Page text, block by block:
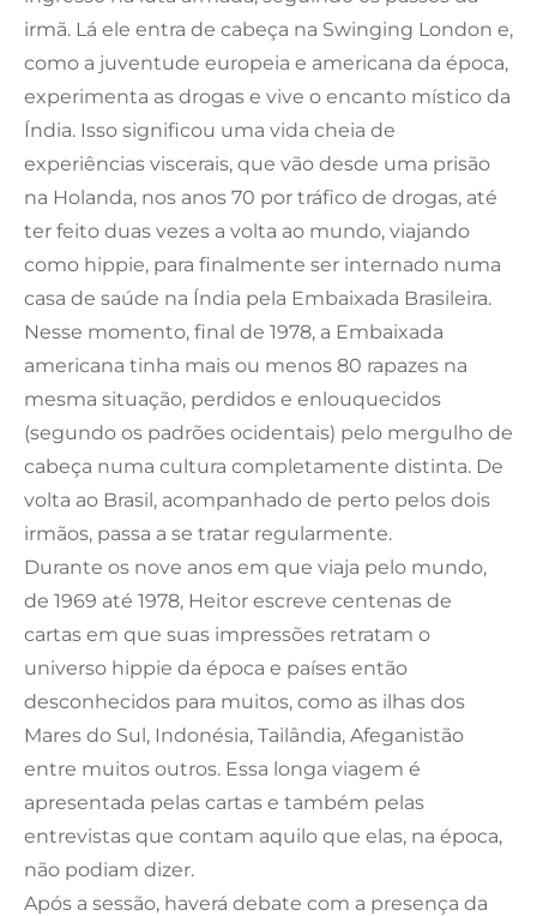
irmã. Lá ele entra de cabeça na Swinging London e,
como a juventude europeia e americana da época,
experimenta as drogas e vive o encanto místico da
Índia. Isso significou uma vida cheia de
experiências viscerais, que vão desde uma prisão
na Holanda, nos anos 70 por tráfico de drogas, até
ter feito duas vezes a volta ao mundo, viajando
como hippie, para finalmente ser internado numa
casa de saúde na Índia pela Embaixada Brasileira.
Nesse momento, final de 1978, a Embaixada
americana tinha mais ou menos 80 rapazes na
mesma situação, perdidos e enlouquecidos
(segundo os padrões ocidentais) pelo mergulho de
cabeça numa cultura completamente distinta. De
volta ao Brasil, acompanhado de perto pelos dois
irmãos, passa a se tratar regularmente.
Durante os nove anos em que viaja pelo mundo,
de 1969 até 1978, Heitor escreve centenas de
cartas em que suas impressões retratam o
universo hippie da época e países então
desconhecidos para muitos, como as ilhas dos
Mares do Sul, Indonésia, Tailândia, Afeganistão
entre muitos outros. Essa longa viagem é
apresentada pelas cartas e também pelas
entrevistas que contam aquilo que elas, na época,
não podiam dizer.
Após a sessão, haverá debate com a presença da